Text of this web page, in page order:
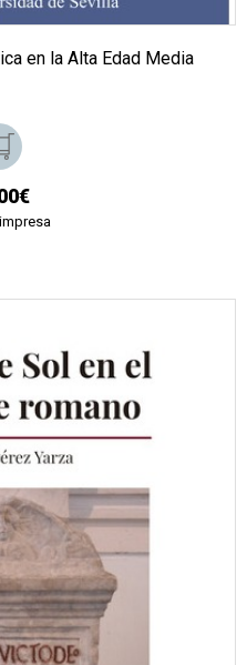
en la Alta Edad Media